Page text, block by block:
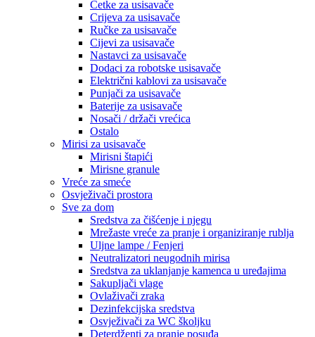
Četke za usisavače
Crijeva za usisavače
Ručke za usisavače
Cijevi za usisavače
Nastavci za usisavače
Dodaci za robotske usisavače
Električni kablovi za usisavače
Punjači za usisavače
Baterije za usisavače
Nosači / držači vrećica
Ostalo
Mirisi za usisavače
Mirisni štapići
Mirisne granule
Vreće za smeće
Osvježivači prostora
Sve za dom
Sredstva za čišćenje i njegu
Mrežaste vreće za pranje i organiziranje rublja
Uljne lampe / Fenjeri
Neutralizatori neugodnih mirisa
Sredstva za uklanjanje kamenca u uređajima
Sakupljači vlage
Ovlaživači zraka
Dezinfekcijska sredstva
Osvježivači za WC školjku
Deterdženti za pranje posuđa